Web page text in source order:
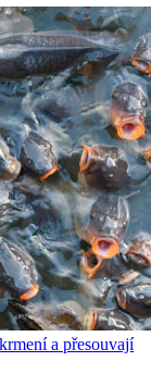
a přesouvají